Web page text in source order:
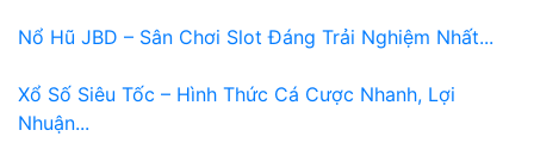
Nổ Hũ JBD – Sân Chơi Slot Đáng Trải Nghiệm Nhất...
Xổ Số Siêu Tốc – Hình Thức Cá Cược Nhanh, Lợi
Nhuận...